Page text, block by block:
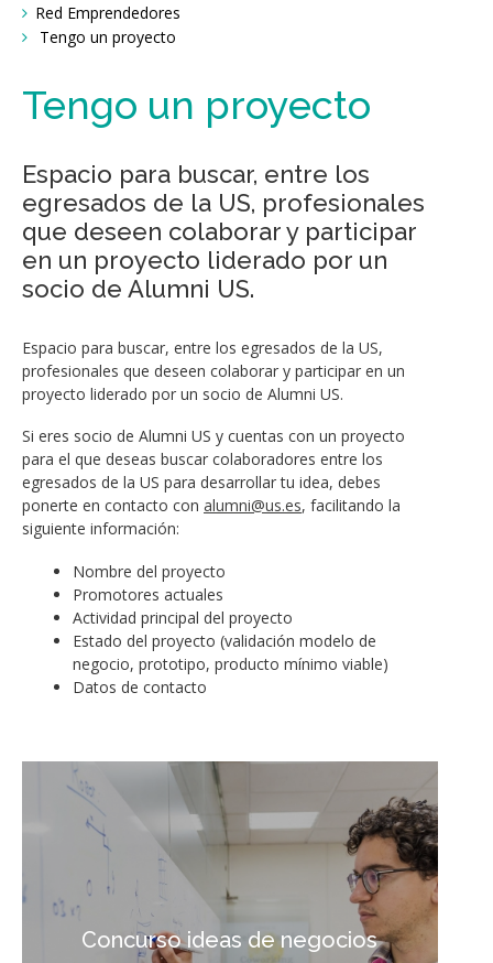
Red Emprendedores
Tengo un proyecto
Tengo un proyecto
Espacio para buscar, entre los
egresados de la US, profesionales
que deseen colaborar y participar
en un proyecto liderado por un
socio de Alumni US.
Espacio para buscar, entre los egresados de la US,
profesionales que deseen colaborar y participar en un
proyecto liderado por un socio de Alumni US.
Si eres socio de Alumni US y cuentas con un proyecto
para el que deseas buscar colaboradores entre los
egresados de la US para desarrollar tu idea, debes
ponerte en contacto con alumni@us.es, facilitando la
siguiente información:
Nombre del proyecto
Promotores actuales
Actividad principal del proyecto
Estado del proyecto (validación modelo de
negocio, prototipo, producto mínimo viable)
Datos de contacto
Concurso ideas de negocios